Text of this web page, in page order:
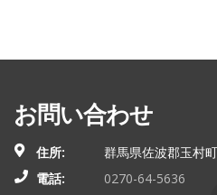
お問い合わせ
住所:
群馬県佐波郡玉村
電話:
0270-64-5636